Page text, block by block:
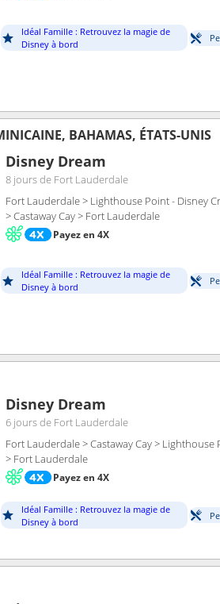
Idéal Famille : Retrouvez la magie de
Disney à bord
BAHAMAS, ÉTATS-UNIS
Disney Dream
8 joursde Fort Lauderdale
Fort Lauderdale > Lighthouse Point - Disney
> Castaway Cay > Fort Lauderdale
Payez en 4X
Idéal Famille : Retrouvez la magie de
Disney à bord
Disney Dream
6 joursde Fort Lauderdale
Fort Lauderdale > Castaway Cay > Lighthouse
> Fort Lauderdale
Payez en 4X
Idéal Famille : Retrouvez la magie de
Disney à bord